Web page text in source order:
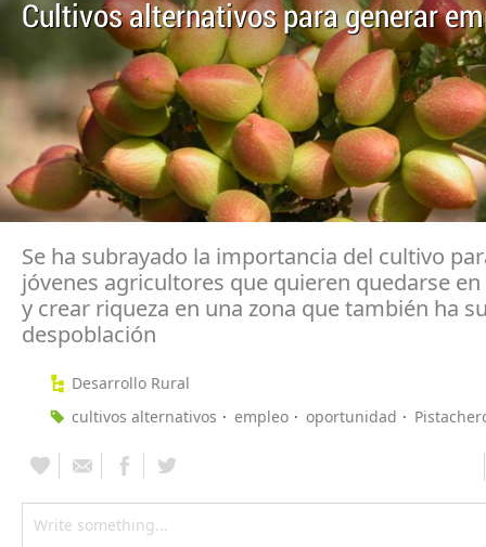
Cultivos alternativos para generar
Se ha subrayado la importancia del cultivo
jóvenes agricultores que quieren quedarse
y crear riqueza en una zona que también ha
despoblación
Desarrollo Rural
cultivos alternativos
empleo oportunidad